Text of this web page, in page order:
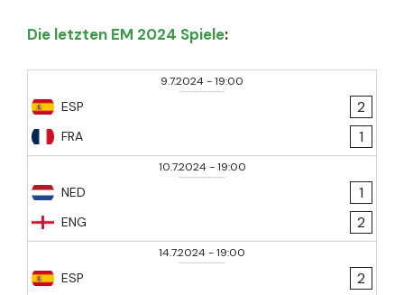
Die letzten EM 2024 Spiele:
9.7.2024-19:00
ESP
FRA
2
1
10.7.2024-19:00
NED
ENG
1
2
14.7.2024-19:00
ESP
2